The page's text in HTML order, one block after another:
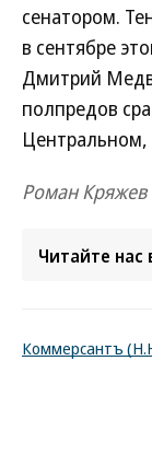
сенатором.
в сентябре
Дмитрий
полпредов
Роман Кряжев
Читайте нас
Коммерсантъ